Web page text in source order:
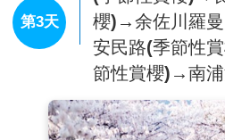
並運用泰迪熊展示世界各國不
設計大量拍照打卡景點，讓旅
潑可愛的照片。
【麗水突山公園】公園內設
場有一部分改造成傳統茶坊，
景邊喝茶，相當有氣氛。
第3天
櫻)→余佐川羅
安民路(季節性
節性賞櫻)→南